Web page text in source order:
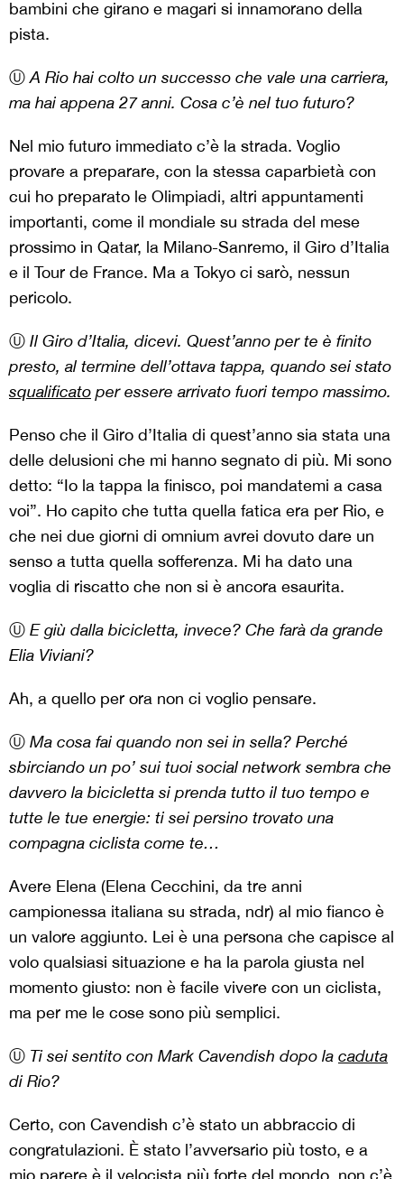
bambini che girano e magari si innamorano della
pista.
ⓊA Rio hai colto un successo che vale una carriera,
ma hai appena 27 anni. Cosa c’è nel tuo futuro?
Nel mio futuro immediato c’è la strada. Voglio
provare a preparare, con la stessa caparbietà con
cui ho preparato le Olimpiadi, altri appuntamenti
importanti, come il mondiale su strada del mese
prossimo in Qatar, la Milano-Sanremo, il Giro d’Italia
e il Tour de France. Ma a Tokyo ci sarò, nessun
pericolo.
Ⓤ Il Giro d’Italia, dicevi. Quest’anno per te è finito
presto, al termine dell’ottava tappa, quando sei stato
squalificato per essere arrivato fuori tempo massimo.
Penso che il Giro d’Italia di quest’anno sia stata una
delle delusioni che mi hanno segnato di più. Mi sono
detto: “Io la tappa la finisco, poi mandatemi a casa
voi”. Ho capito che tutta quella fatica era per Rio, e
che nei due giorni di omnium avrei dovuto dare un
senso a tutta quella sofferenza. Mi ha dato una
voglia di riscatto che non si è ancora esaurita.
Ⓤ E giù dalla bicicletta, invece? Che farà da grande
Elia Viviani?
Ah, a quello per ora non ci voglio pensare.
Ⓤ Ma cosa fai quando non sei in sella? Perché
sbirciando un po’ sui tuoi social network sembra che
davvero la bicicletta si prenda tutto il tuo tempo e
tutte le tue energie: ti sei persino trovato una
compagna ciclista come te…
Avere Elena (Elena Cecchini, da tre anni
campionessa italiana su strada, ndr) al mio fianco è
un valore aggiunto. Lei è una persona che capisce al
volo qualsiasi situazione e ha la parola giusta nel
momento giusto: non è facile vivere con un ciclista,
ma per me le cose sono più semplici.
Ⓤ Ti sei sentito con Mark Cavendish dopo la caduta
di Rio?
Certo, con Cavendish c’è stato un abbraccio di
congratulazioni. È stato l’avversario più tosto, e a
mio parere è il velocista più forte del mondo, non c’è